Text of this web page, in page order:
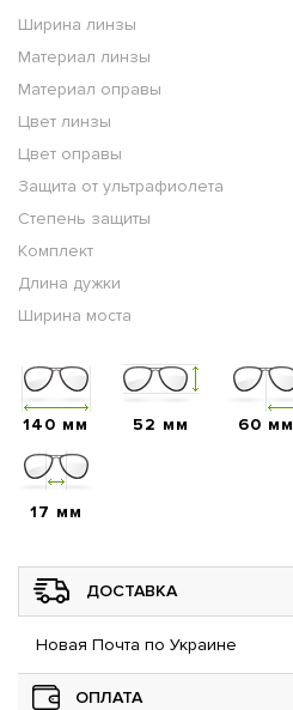
Ширина линзы
Материал линзы
Материал оправы
Цвет линзы
Цвет оправы
Защита от ультрафиолета
Степень защиты
Комплект
Длина дужки
Ширина моста
140 мм 52 мм 60 мм
17 мм
ДОСТАВКА
Новая Почта по Украине
ОПЛАТА